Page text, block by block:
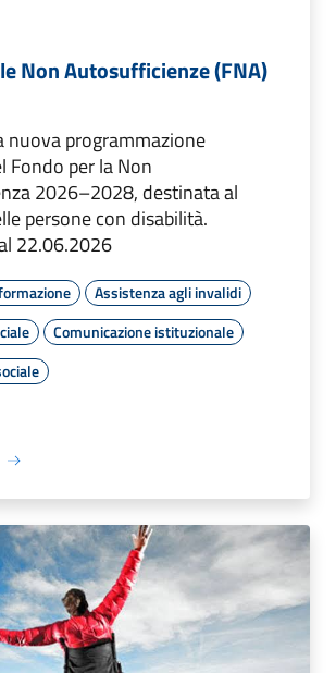
Non Autosufficienze (FNA)
nuova programmazione
Fondo per la Non
2026–2028, destinata al
persone con disabilità.
22.06.2026
Assistenza agli invalidi
Comunicazione istituzionale